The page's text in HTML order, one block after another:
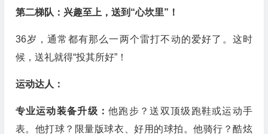
第二梯队：兴趣至上，送到“心坎里”！
36岁，通常都有那么一两个雷打不动的爱好了。这时
候，送礼就得“投其所好”！
运动达人：
专业运动装备升级：他跑步？送双顶级跑鞋或运动手
表。他打球？限量版球衣、好用的球拍。他骑行？酷炫